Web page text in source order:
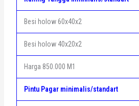
Besi holow 60x40x2
Besi holow 40x20x2
Harga 850.000 M1
Pintu Pagar minimalis/standart